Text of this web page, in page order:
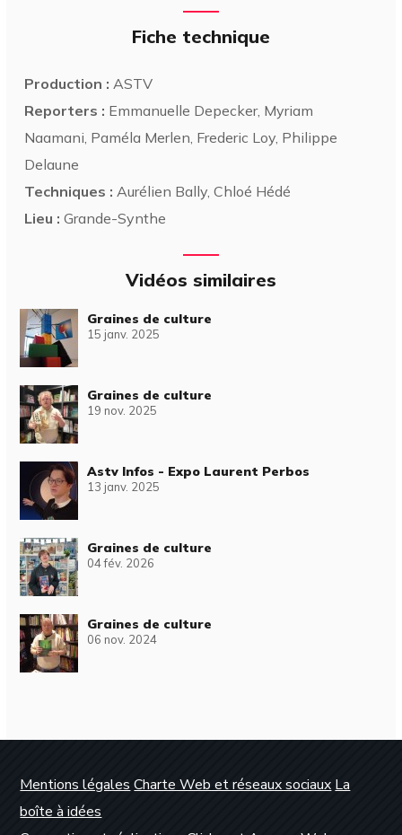
Fiche technique
Production : ASTV
Reporters : Emmanuelle Depecker, Myriam
Naamani, Paméla Merlen, Frederic Loy, Philippe
Delaune
Techniques : Aurélien Bally, Chloé Hédé
Lieu : Grande-Synthe
Vidéos similaires
Graines de culture
15 janv. 2025
Graines de culture
19 nov. 2025
Astv Infos - Expo Laurent Perbos
13 janv. 2025
Graines de culture
04 fév. 2026
Graines de culture
06 nov. 2024
Mentions légales Charte Web et réseaux sociaux La
boîte à idées